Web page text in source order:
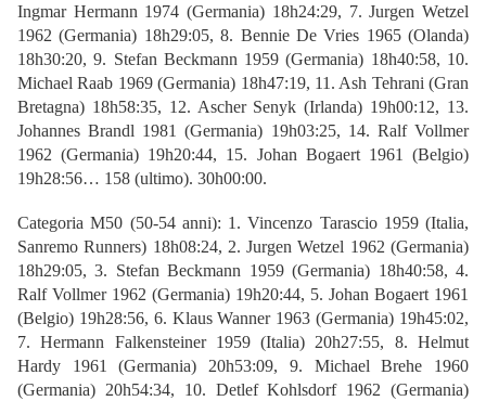
Ingmar Hermann 1974 (Germania) 18h24:29, 7. Jurgen Wetzel
1962 (Germania) 18h29:05, 8. Bennie De Vries 1965 (Olanda)
18h30:20, 9. Stefan Beckmann 1959 (Germania) 18h40:58, 10.
Michael Raab 1969 (Germania) 18h47:19, 11. Ash Tehrani (Gran
Bretagna) 18h58:35, 12. Ascher Senyk (Irlanda) 19h00:12, 13.
Johannes Brandl 1981 (Germania) 19h03:25, 14. Ralf Vollmer
1962 (Germania) 19h20:44, 15. Johan Bogaert 1961 (Belgio)
19h28:56… 158 (ultimo). 30h00:00.
Categoria M50 (50-54 anni): 1. Vincenzo Tarascio 1959 (Italia,
Sanremo Runners) 18h08:24, 2. Jurgen Wetzel 1962 (Germania)
18h29:05, 3. Stefan Beckmann 1959 (Germania) 18h40:58, 4.
Ralf Vollmer 1962 (Germania) 19h20:44, 5. Johan Bogaert 1961
(Belgio) 19h28:56, 6. Klaus Wanner 1963 (Germania) 19h45:02,
7. Hermann Falkensteiner 1959 (Italia) 20h27:55, 8. Helmut
Hardy 1961 (Germania) 20h53:09, 9. Michael Brehe 1960
(Germania) 20h54:34, 10. Detlef Kohlsdorf 1962 (Germania)